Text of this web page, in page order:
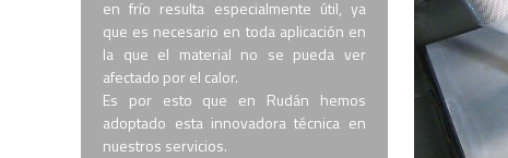
en frío resulta especialmente útil, ya
que es necesario en toda aplicación en
la que el material no se pueda ver
afectado por el calor.
Es por esto que en Rudán hemos
adoptado esta innovadora técnica en
nuestros servicios.